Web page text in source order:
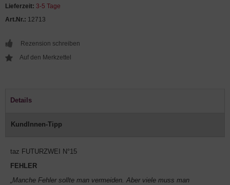
Lieferzeit: 3-5 Tage
Art.Nr.: 12713
Rezension schreiben
Details
KundInnen-Tipp
taz FUTURZWEI N°15
FEHLER
„Manche Fehler sollte man vermeiden. Aber viele muss man